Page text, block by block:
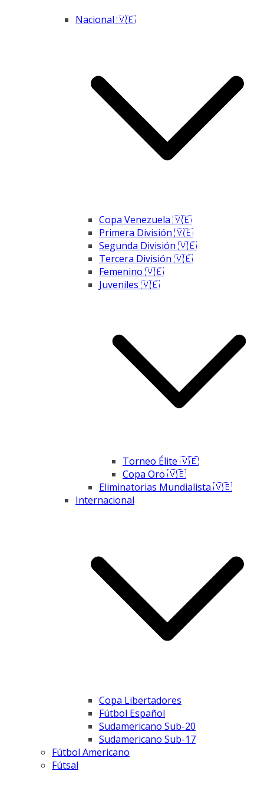
Nacional 🇻🇪
Copa Venezuela 🇻🇪
Primera División 🇻🇪
Segunda División 🇻🇪
Tercera División 🇻🇪
Femenino 🇻🇪
Juveniles 🇻🇪
Torneo Élite 🇻🇪
Copa Oro 🇻🇪
Eliminatorias Mundialista 🇻🇪
Internacional
Copa Libertadores
Fútbol Español
Sudamericano Sub-20
Sudamericano Sub-17
Fútbol Americano
Fútsal